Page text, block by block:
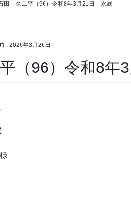
田 久二平（96）令和8年3月21日 永眠
: 2026年3月26日
（96）令和8年